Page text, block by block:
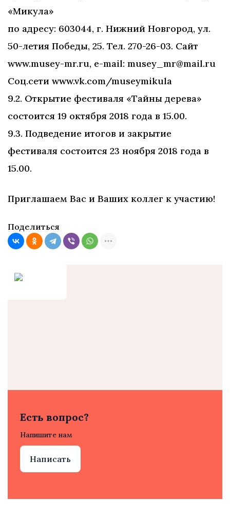
«Микула»
по адресу: 603044, г. Нижний Новгород, ул.
50-летия Победы, 25. Тел. 270-26-03. Сайт
www.musey-mr.ru, e-mail: musey_mr@mail.ru
Соц.сети www.vk.com/museymikula
9.2. Открытие фестиваля «Тайны дерева»
состоится 19 октября 2018 года в 15.00.
9.3. Подведение итогов и закрытие
фестиваля состоится 23 ноября 2018 года в
15.00.
Приглашаем Вас и Ваших коллег к участию!
Поделиться
Есть вопрос?
Напишите нам
Написать